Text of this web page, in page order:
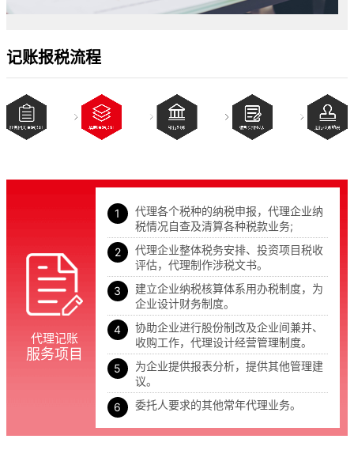
记账报税流程
代理记账
服务项目
代理各个税种的纳税申报，代理企业纳
税情况自查及清算各种税款业务;
代理企业整体税务安排、投资项目税收
评估，代理制作涉税文书。
建立企业纳税核算体系用办税制度，为
企业设计财务制度。
协助企业进行股份制改及企业间兼并、
收购工作，代理设计经营管理制度。
为企业提供报表分析，提供其他管理建
议。
委托人要求的其他常年代理业务。